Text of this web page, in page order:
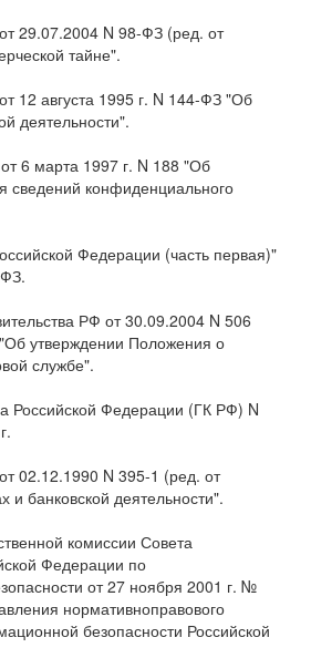
29.07.2004 N 98-ФЗ (ред. от
тайне".
12 августа 1995 г. N 144-ФЗ "Об
деятельности".
6 марта 1997 г. N 188 "Об
сведений конфиденциального
Федерации (часть первая)"
РФ от 30.09.2004 N 506
утверждении Положения о
службе".
Российской Федерации (ГК РФ) N
02.12.1990 N 395-1 (ред. от
и банковской деятельности".
комиссии Совета
Федерации по
от 27 ноября 2001 г. №
нормативноправового
безопасности Российской